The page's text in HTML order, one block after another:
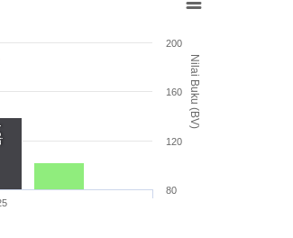
Nilai Buku (BV)
80
120
160
200